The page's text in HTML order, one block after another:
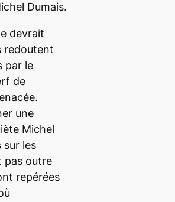
Dumais.
devrait
redoutent
par le
de
une
Michel
sur les
pas outre
repérées